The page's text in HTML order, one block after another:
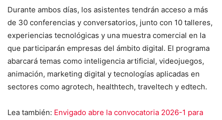
Durante ambos días, los asistentes tendrán acceso a más
de 30 conferencias y conversatorios, junto con 10 talleres,
experiencias tecnológicas y una muestra comercial en la
que participarán empresas del ámbito digital. El programa
abarcará temas como inteligencia artificial, videojuegos,
animación, marketing digital y tecnologías aplicadas en
sectores como agrotech, healthtech, traveltech y edtech.
Lea también: Envigado abre la convocatoria 2026-1 para